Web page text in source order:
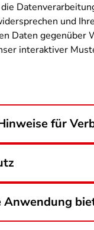
und Ihre
Daten gegenüber
interaktiver
für
Anwendung